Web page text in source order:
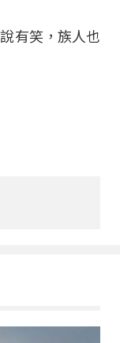
有笑，族人也